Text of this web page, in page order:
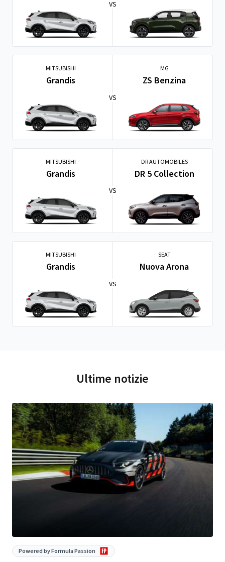
VS
MITSUBISHI
Grandis
VS
MG
ZS Benzina
MITSUBISHI
Grandis
VS
DR AUTOMOBILES
DR 5 Collection
MITSUBISHI
Grandis
VS
SEAT
Nuova Arona
Ultime notizie
Powered by Formula Passion